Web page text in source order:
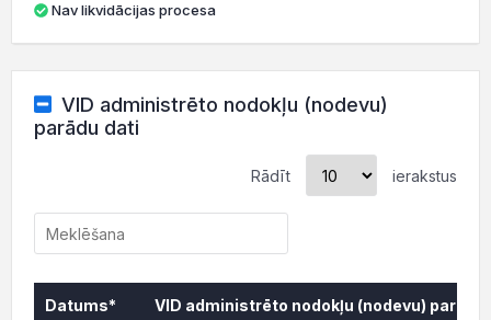
Nav likvidācijas procesa
VID administrēto nodokļu (nodevu)
parādu dati
Rādīt ierakstus
Datums*
VID administrēto nodokļu (nodevu)